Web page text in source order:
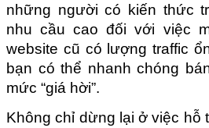
những người có kiến thức
nhu cầu cao đối với việc
website cũ có lượng traffic
bạn có thể nhanh chóng
mức “giá hời”.